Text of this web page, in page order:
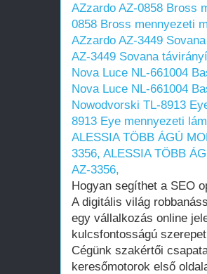
AZzardo AZ-0858 Bross
0858 Bross mennyezeti
AZzardo AZ-3449
AZ-3449 Sovana
Nova Luce NL-661004
Nova Luce NL-661004
Nowodvorski TL-8913
8913 Eye mennyezeti
ALESSIA TÖBB ÁGÚ
3356, ALESSIA TÖBB
AZ-3356,
Hogyan segíthet a SEO
A digitális világ
egy vállalkozás online
kulcsfontosságú
Cégünk szakértői
keresőmotorok első